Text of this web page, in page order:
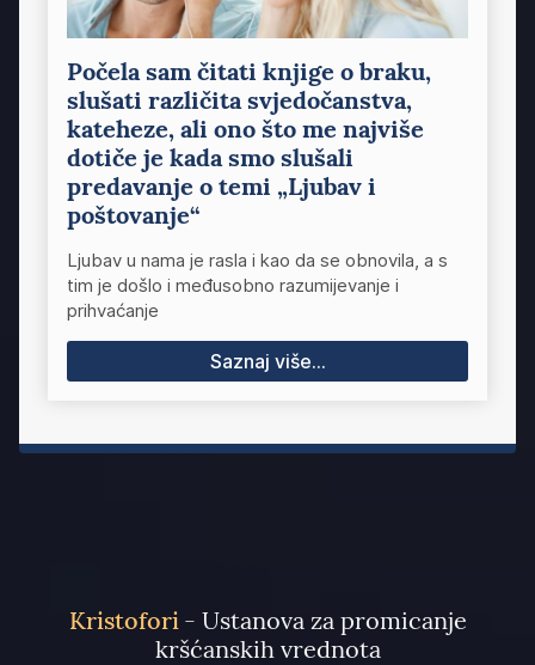
Počela sam čitati knjige o braku,
slušati različita svjedočanstva,
kateheze, ali ono što me najviše
dotiče je kada smo slušali
predavanje o temi „Ljubav i
poštovanje“
Ljubav u nama je rasla i kao da se obnovila, a s
tim je došlo i međusobno razumijevanje i
prihvaćanje
Saznaj više...
Kristofori - Ustanova za promicanje
kršćanskih vrednota